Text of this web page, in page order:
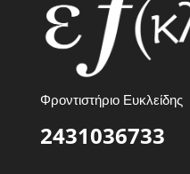
Φροντιστήριο Ευκλείδης
2431036733